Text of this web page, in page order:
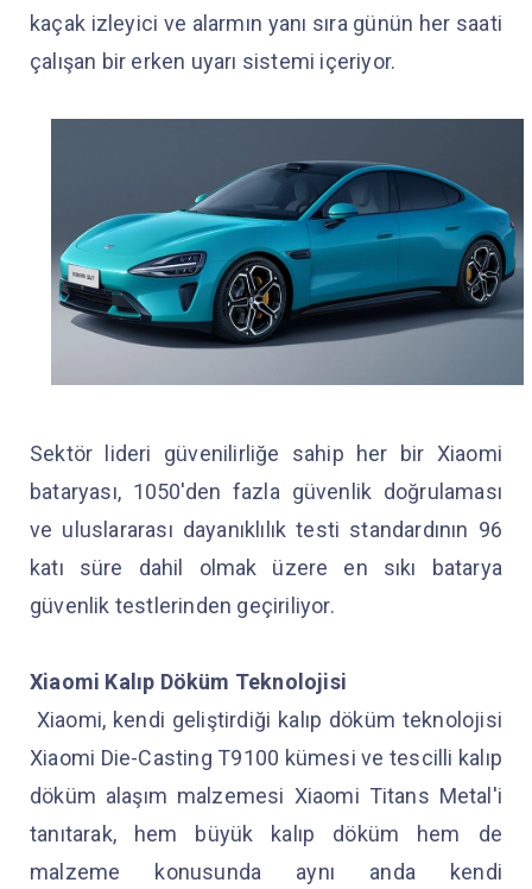
kaçak izleyici ve alarmın yanı sıra günün her saati
çalışan bir erken uyarı sistemi içeriyor.
Sektör lideri güvenilirliğe sahip her bir Xiaomi
bataryası, 1050'den fazla güvenlik doğrulaması
ve uluslararası dayanıklılık testi standardının 96
katı süre dahil olmak üzere en sıkı batarya
güvenlik testlerinden geçiriliyor.
Xiaomi Kalıp Döküm Teknolojisi
Xiaomi, kendi geliştirdiği kalıp döküm teknolojisi
Xiaomi Die-Casting T9100 kümesi ve tescilli kalıp
döküm alaşım malzemesi Xiaomi Titans Metal'i
tanıtarak, hem büyük kalıp döküm hem de
malzeme konusunda aynı anda kendi